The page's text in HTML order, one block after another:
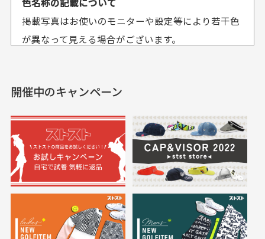
セールかつポイント
も使えて、お得に購
入出来ました
セールかつポイントも使
満足です。
おります
欲しかったスカートが購
30代女性 30代女性
せて頂いております。
送料はいくらかかりますか？
何点ご購入頂いた場合も全国一律で800円とさせて頂
いております。(1配送先につき)
また5,000円(税込)以上お買い物をして頂けた場合は送
※必ず１つのショッピングカートに複数商品を入れて
ご注文下さいませ。
掲載写真はお使いのモニターや設定等により若干色
が異なって見える場合がございます。
実寸サイズについて
一点一点手作業で計測しておりますので、若干の誤
差が生じる場合がございます。
においについて
ユーズド商品の特性故、メンテンスを行っておりま
すが、におい（煙草、香水、お香、古着特有の香
開催中のキャンペーン